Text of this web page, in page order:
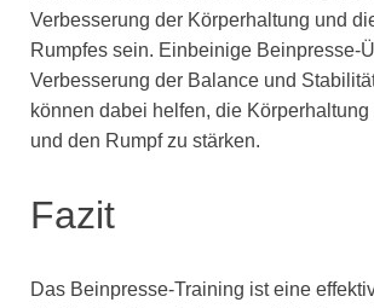
Verbesserung der Körperhaltung und
Rumpfes sein. Einbeinige Beinpresse-
Verbesserung der Balance und
können dabei helfen, die Körperhaltung
und den Rumpf zu stärken.
Fazit
Das Beinpresse-Training ist eine